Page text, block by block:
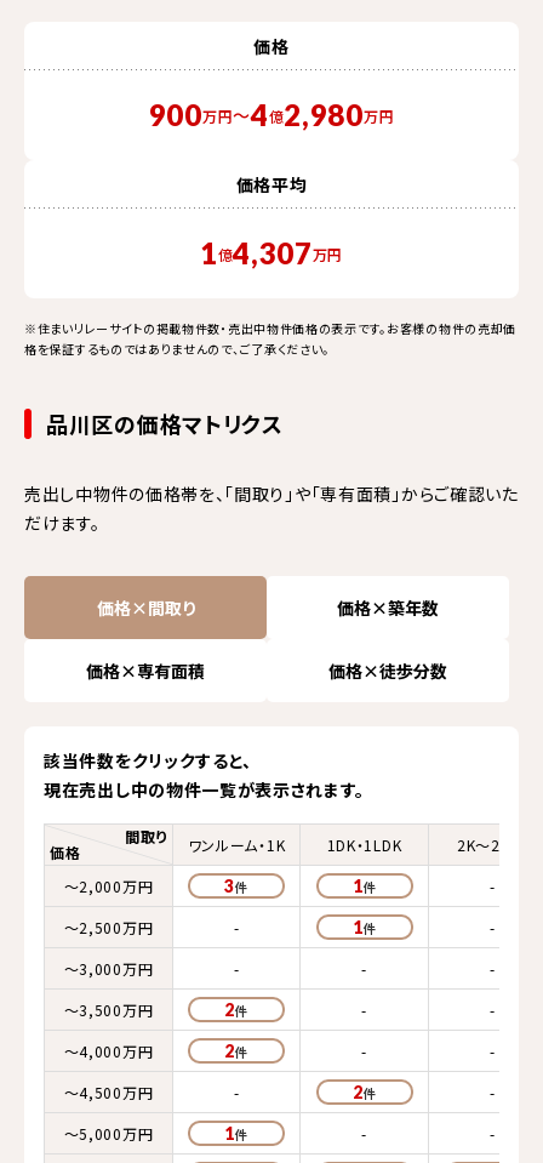
価格
900万円〜4億2,980万円
価格平均
1億4,307万円
※住まいリレーサイトの掲載物件数・売出中物件価格の表示です。お客様の物件の売却価
格を保証するものではありませんので、ご了承ください。
品川区の価格マトリクス
売出し中物件の価格帯を、「間取り」や「専有面積」からご確認いた
だけます。
価格×間取り 価格×築年数
価格×専有面積 価格×徒歩分数
該当件数をクリックすると、
現在売出し中の物件一覧が表示されます。
価格
間取り ワンルーム・1K 1DK・1LDK
2K～2LDK
～2,000万円
3 1
-
～2,500万円
- 1
-
～3,000万円
- -
-
～3,500万円
2 -
-
～4,000万円
2 -
-
～4,500万円
- 2
-
～5,000万円
1 -
-